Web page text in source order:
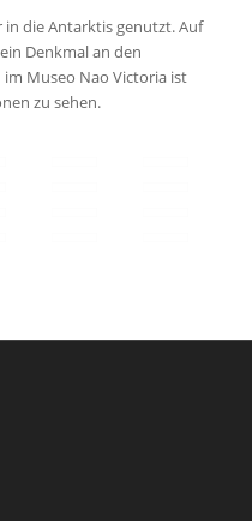
die Antarktis genutzt. Auf
Denkmal an den
Museo Nao Victoria ist
zu sehen.